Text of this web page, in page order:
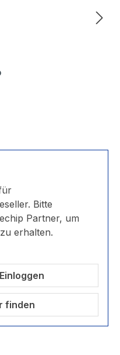
Bitte
Partner, um
erhalten.
finden